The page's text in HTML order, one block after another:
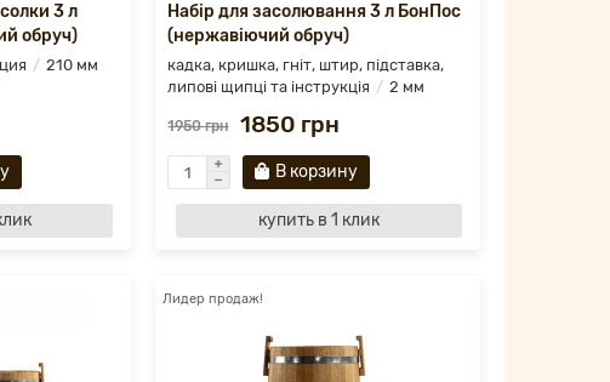
3 л
обруч)
210 мм
Набір для засолювання 3 л БонПос
(нержавіючий обруч)
кадка, кришка, гніт, штир, підставка,
липові щипці та інструкція
2 мм
1950 грн 1850 грн
В корзину
купить в 1 клик
Лидер продаж!